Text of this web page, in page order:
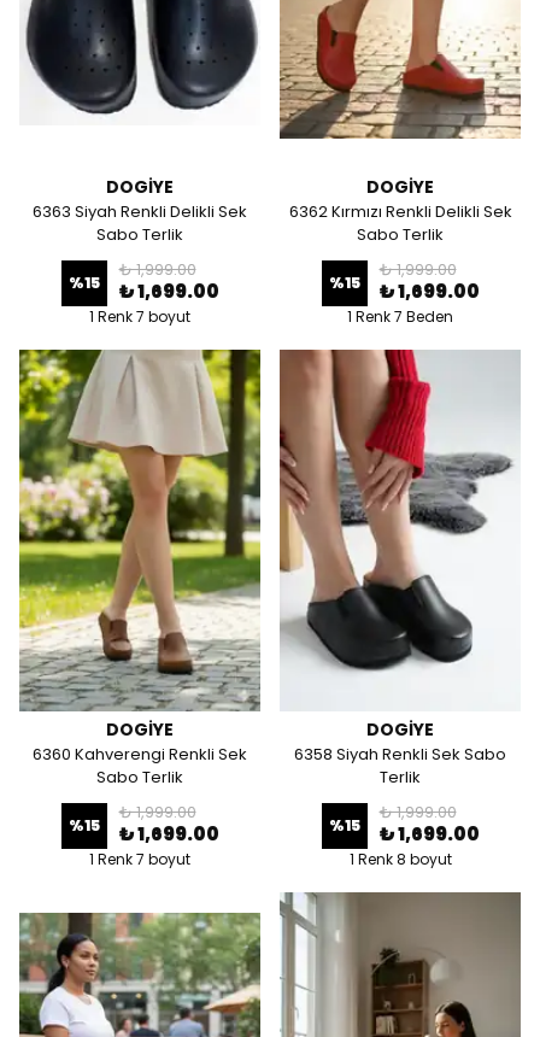
DOGİYE
6363 Siyah Renkli Delikli Sek
Sabo Terlik
%15
₺ 1,999.00
₺ 1,699.00
1 Renk 7 boyut
DOGİYE
6362 Kırmızı Renkli Delikli Sek
Sabo Terlik
%15
₺ 1,999.00
₺ 1,699.00
1 Renk 7 Beden
DOGİYE
6360 Kahverengi Renkli Sek
Sabo Terlik
%15
₺ 1,999.00
₺ 1,699.00
1 Renk 7 boyut
DOGİYE
6358 Siyah Renkli Sek Sabo
Terlik
%15
₺ 1,999.00
₺ 1,699.00
1 Renk 8 boyut